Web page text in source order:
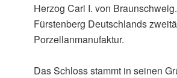
Herzog Carl I. von
Fürstenberg Deutschlands
Porzellanmanufaktur.
Das Schloss stammt in seinen